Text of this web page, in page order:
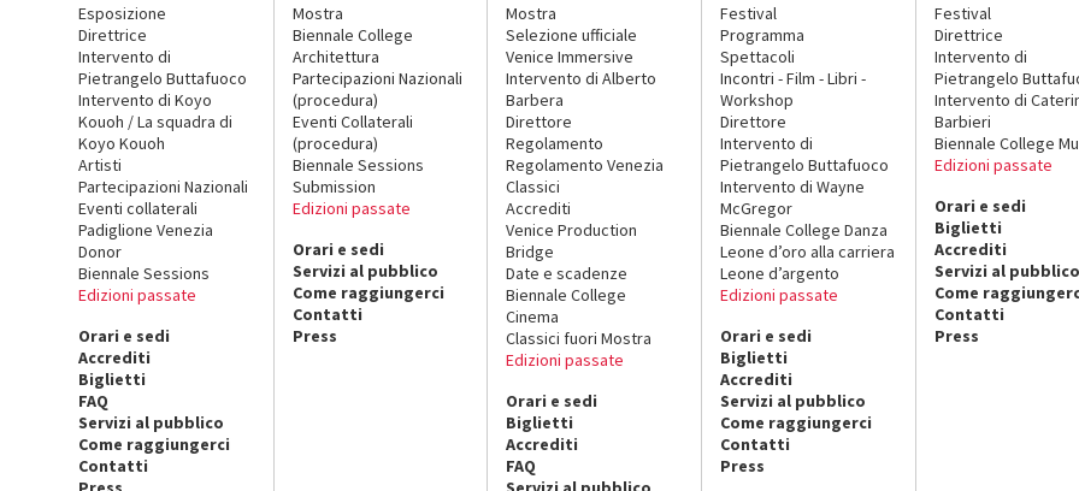
Esposizione
Direttrice
Intervento di
Pietrangelo Buttafuoco
Intervento di Koyo
Kouoh / La squadra di
Koyo Kouoh
Artisti
Partecipazioni Nazionali
Eventi collaterali
Padiglione Venezia
Donor
Biennale Sessions
Edizioni passate
Orari e sedi
Accrediti
Biglietti
FAQ
Servizi al pubblico
Come raggiungerci
Contatti
Mostra
Biennale College
Architettura
Partecipazioni Nazionali
(procedura)
Eventi Collaterali
(procedura)
Biennale Sessions
Submission
Edizioni passate
Orari e sedi
Servizi al pubblico
Come raggiungerci
Contatti
Press
Mostra
Selezione ufficiale
Venice Immersive
Intervento di Alberto
Barbera
Direttore
Regolamento
Regolamento Venezia
Classici
Accrediti
Venice Production
Bridge
Date e scadenze
Biennale College
Cinema
Classici fuori Mostra
Edizioni passate
Orari e sedi
Biglietti
Accrediti
FAQ
Festival
Programma
Spettacoli
Incontri - Film - Libri -
Workshop
Direttore
Intervento di
Pietrangelo Buttafuoco
Intervento di Wayne
McGregor
Biennale College Danza
Leone d’oro alla carriera
Leone d’argento
Edizioni passate
Orari e sedi
Biglietti
Accrediti
Servizi al pubblico
Come raggiungerci
Contatti
Press
Festival
Direttrice
Intervento di
Pietrangelo
Intervento di
Barbieri
Biennale College
Edizioni passate
Orari e sedi
Biglietti
Accrediti
Servizi al pubblico
Come
Contatti
Press